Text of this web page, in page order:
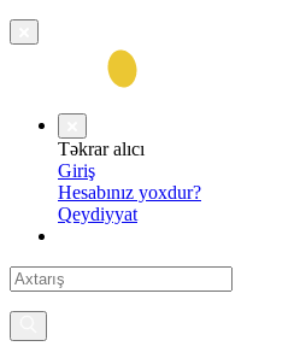
Təkrar alıcı
Giriş
Hesabınız yoxdur?
Qeydiyyat